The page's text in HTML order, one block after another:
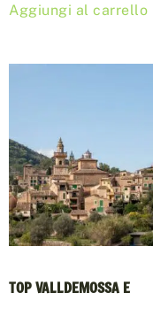
Aggiungi al carrello
TOP VALLDEMOSSA E